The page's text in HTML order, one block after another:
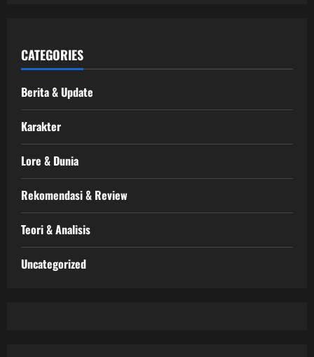
CATEGORIES
Berita & Update
Karakter
Lore & Dunia
Rekomendasi & Review
Teori & Analisis
Uncategorized